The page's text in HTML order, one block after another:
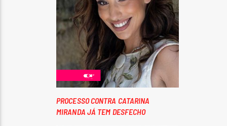
PROCESSO CONTRA CATARINA
MIRANDA JÁ TEM DESFECHO